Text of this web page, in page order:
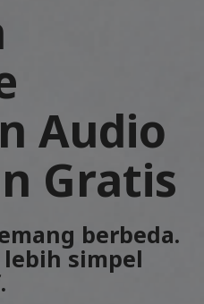
Audio
Gratis
berbeda.
simpel